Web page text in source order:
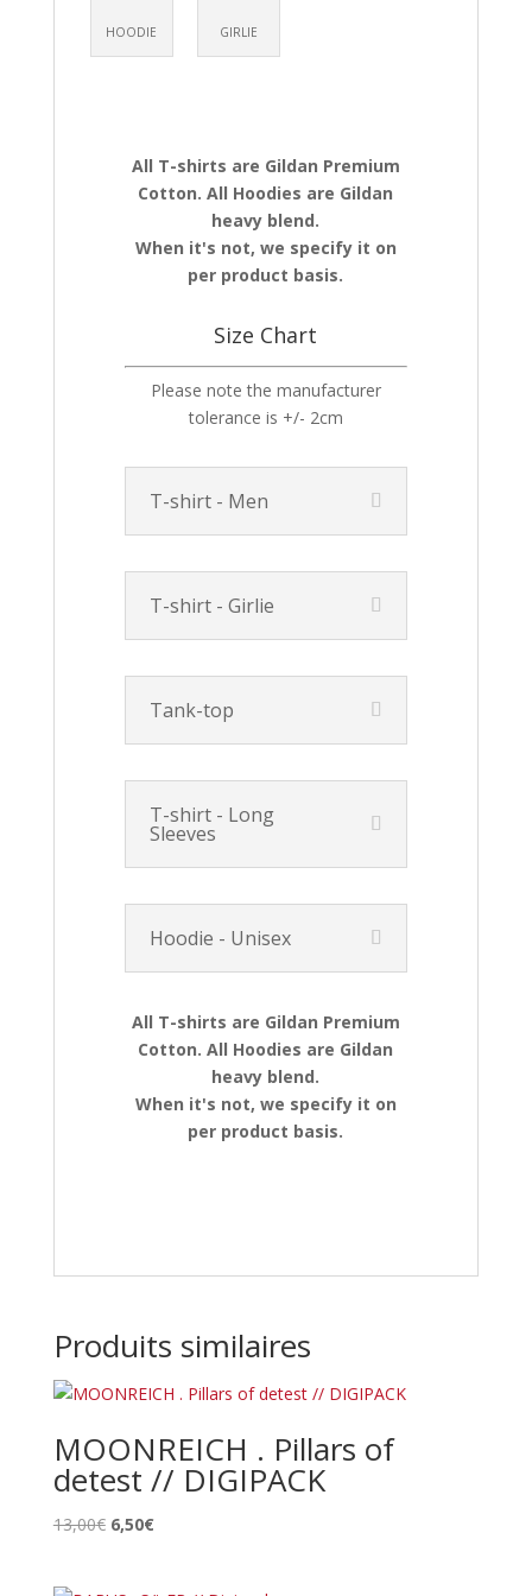
HOODIE GIRLIE
All T-shirts are Gildan Premium
Cotton. All Hoodies are Gildan
heavy blend.
When it's not, we specify it on
per product basis.
Size Chart
Please note the manufacturer
tolerance is +/- 2cm
T-shirt - Men
T-shirt - Girlie
Tank-top
T-shirt - Long
Sleeves
Hoodie - Unisex
All T-shirts are Gildan Premium
Cotton. All Hoodies are Gildan
heavy blend.
When it's not, we specify it on
per product basis.
Produits similaires
MOONREICH . Pillars of
detest // DIGIPACK
13,00€ Le
6,50€Le